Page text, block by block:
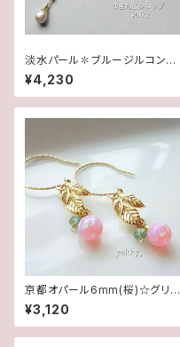
淡水パール✽ブルージルコン✽
コンビチェーンネックレス★
¥4,230
京都オパール6mm(桜)☆グリー
ンアパタイト＊リーフ14Kgfグリ
ッターピアス
¥3,120